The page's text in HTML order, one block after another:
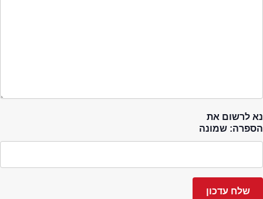
נא לרשום את
הספרה: שמונה